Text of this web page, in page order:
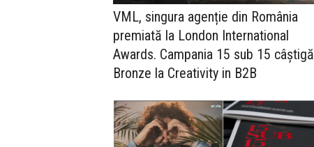
VML, singura agenție din România
premiată la London International
Awards. Campania 15 sub 15 câștigă
Bronze la Creativity in B2B